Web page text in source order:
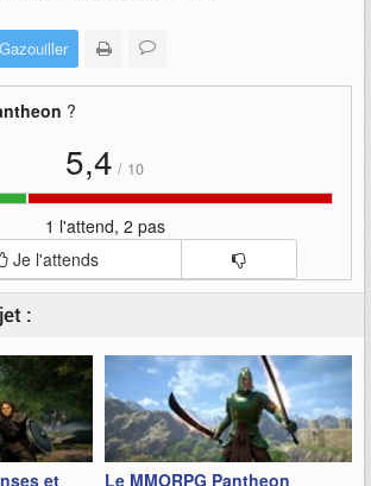
Gazouiller
?
5,4 / 10
1 l'attend, 2 pas
Je l'attends
:
et Le MMORPG Pantheon